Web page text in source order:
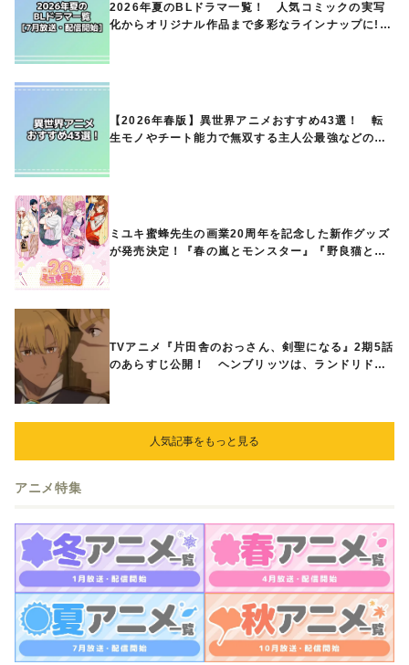
2026年夏のBLドラマ一覧！ 人気コミックの実写
化からオリジナル作品まで多彩なラインナップに!!
【2026年春版】異世界アニメおすすめ43選！ 転
生モノやチート能力で無双する主人公最強などの人
ミユキ蜜蜂先生の画業20周年を記念した新作グッズ
が発売決定！『春の嵐とモンスター』『野良猫と
TVアニメ『片田舎のおっさん、剣聖になる』2期5話
のあらすじ公開！ ヘンブリッツは、ランドリドに
人気記事をもっと見る
アニメ特集